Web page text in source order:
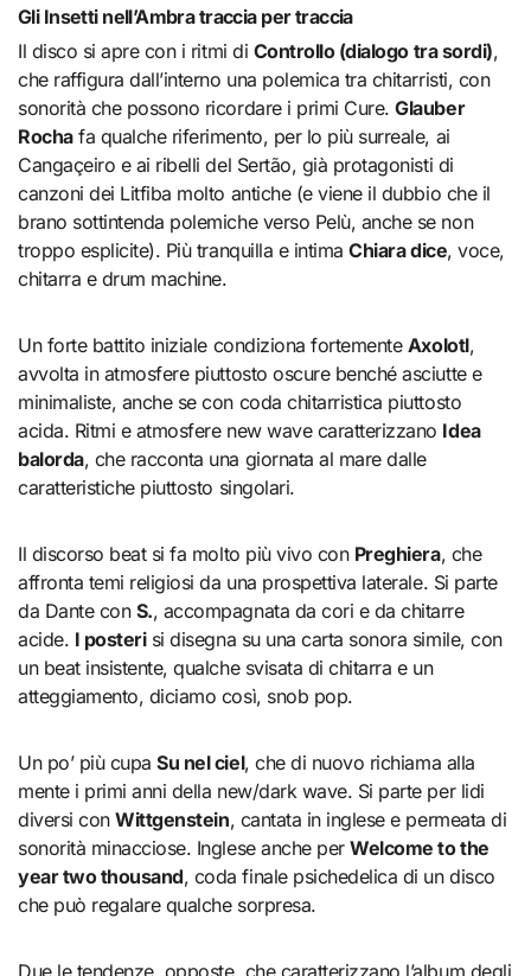
Gli Insetti nell’Ambra traccia per traccia
Il disco si apre con i ritmi di Controllo (dialogo tra sordi),
che raffigura dall’interno una polemica tra chitarristi, con
sonorità che possono ricordare i primi Cure.Glauber
Rochafa qualche riferimento, per lo più surreale, ai
Cangaçeiro e ai ribelli del Sertão, già protagonisti di
canzoni dei Litfiba molto antiche (e viene il dubbio che il
brano sottintenda polemiche verso Pelù, anche se non
troppo esplicite). Più tranquilla e intimaChiara dice, voce,
chitarra e drum machine.
Un forte battito iniziale condiziona fortemente Axolotl,
avvolta in atmosfere piuttosto oscure benché asciutte e
minimaliste, anche se con coda chitarristica piuttosto
acida. Ritmi e atmosfere new wave caratterizzano Idea
balorda, che racconta una giornata al mare dalle
caratteristiche piuttosto singolari.
Il discorso beat si fa molto più vivo con Preghiera, che
affronta temi religiosi da una prospettiva laterale. Si parte
da Dante con S., accompagnata da cori e da chitarre
acide. I posterisi disegna su una carta sonora simile, con
un beat insistente, qualche svisata di chitarra e un
atteggiamento, diciamo così, snob pop.
Un po’ più cupaSu nel ciel, che di nuovo richiama alla
mente i primi anni della new/dark wave. Si parte per lidi
diversi conWittgenstein, cantata in inglese e permeata di
sonorità minacciose. Inglese anche perWelcome to the
year two thousand, coda finale psichedelica di un disco
che può regalare qualche sorpresa.